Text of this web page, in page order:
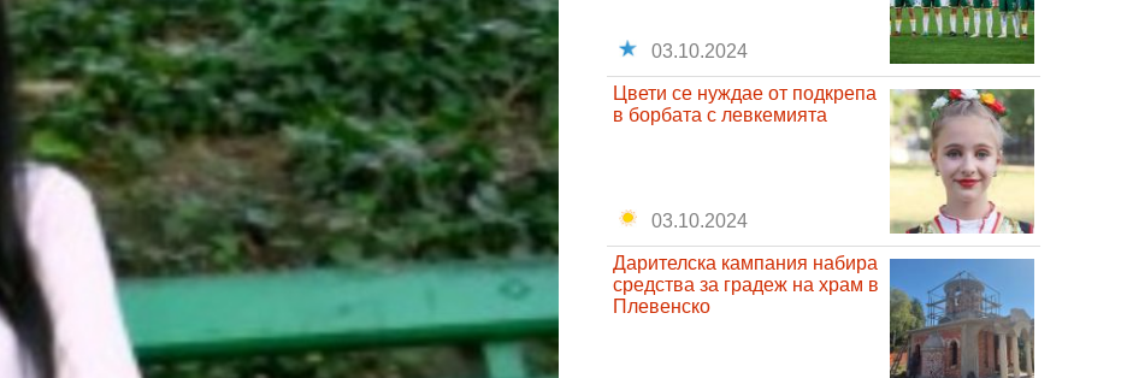
03.10.2024
Цвети се нуждае от подкрепа
в борбата с левкемията
03.10.2024
Дарителска кампания набира
средства за градеж на храм в
Плевенско